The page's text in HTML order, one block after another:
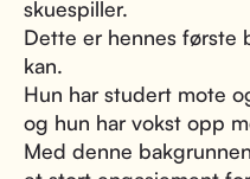
skuespiller.
Dette er hennes første
kan.
Hun har studert mote
og hun har vokst opp
Med denne